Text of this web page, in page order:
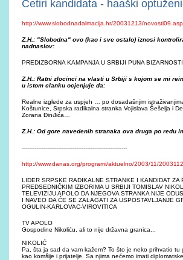
Četiri kandidata - haaški
http://www.slobodnadalmacija.hr/20031213/novosti09.asp
Z.H.: "Slobodna" ovo (kao i sve ostalo) iznosi
nadnaslov:
PREDIZBORNA KAMPANJA U SRBIJI PUNA BIZARNOSTI
Z.H.: Ratni zlocinci na vlasti u Srbiji s kojom se mi
u istom clanku ocjenjuje da:
Realne izglede za uspjeh … po dosadašnjim
Koštunice, Srpska radikalna stranka Vojislava Šešelja i
Zorana Đinđića…
Z.H.: Od gore navedenih stranaka ova druga po redu
----------------------------------------------------------
http://www.danas.org/programi/aktuelno/2003/11/
LIDER SRPSKE RADIKALNE STRANKE I KANDIDAT ZA
PREDSEDNIČKIM IZBORIMA U SRBIJI TOMISLAV
TELEVIZIJU APOLO DA NJEGOVA STRANKA NIJE
I NAVEO DA ĆE SE ZALAGATI ZA USPOSTAVLJANJE
OGULIN-KARLOVAC-VIROVITICA
TV APOLO
Gospodine Nikoliću, ali to nije državna granica...
NIKOLIĆ
Pa, šta ja sad da vam kažem? To što je neko prihvatio
kao komšije i prijatelje. Sa njima nećemo imati